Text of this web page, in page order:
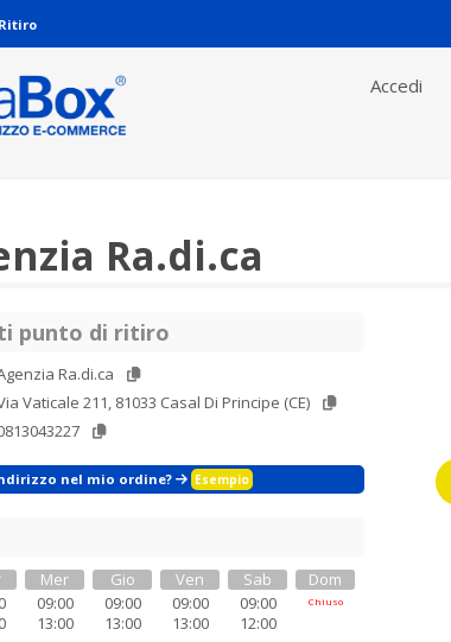
Accedi
Ra.di.ca
punto di ritiro
Ra.di.ca
Vaticale 211, 81033 Casal Di Principe (CE)
nel mio ordine? Esempio
Mer
09:00
13:00
Gio
09:00
13:00
Ven
09:00
13:00
Sab
09:00
12:00
Dom
Chiuso